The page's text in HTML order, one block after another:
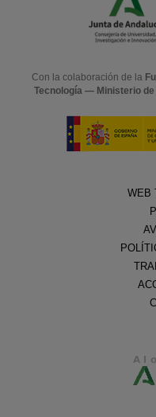
Con la colaboración de la
Tecnología — Ministerio
WEB